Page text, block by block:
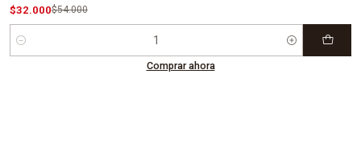
$32.000$54.000
Cantidad
Comprar ahora